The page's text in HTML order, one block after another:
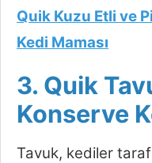
Quik Kuzu Etli ve
Kedi Maması
3. Quik
Konserve
Tavuk, kediler